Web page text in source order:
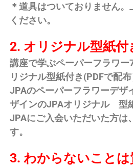
＊道具はついておりません
ください。
2. オリジナル型紙付
講座で学ぶペーパーフラワー
リジナル型紙付き(PDFで配布
JPAのペーパーフラワーデ
ザインのJPAオリジナル 型
JPAにご入会いただいた方は
す。
3. わからないことは